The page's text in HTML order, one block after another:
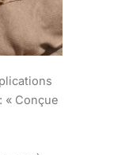
« Conçue